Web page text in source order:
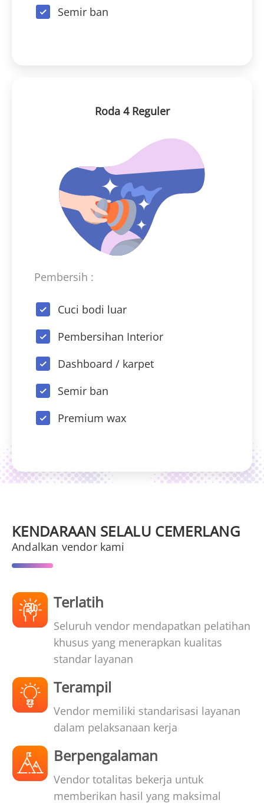
Semir ban
Roda 4 Reguler
Pembersih :
Cuci bodi luar
Pembersihan Interior
Dashboard / karpet
Semir ban
Premium wax
KENDARAAN SELALU CEMERLANG
Andalkan vendor kami
Terlatih
Seluruh vendor mendapatkan pelatihan
khusus yang menerapkan kualitas
standar layanan
Terampil
Vendor memiliki standarisasi layanan
dalam pelaksanaan kerja
Berpengalaman
Vendor totalitas bekerja untuk
memberikan hasil yang maksimal